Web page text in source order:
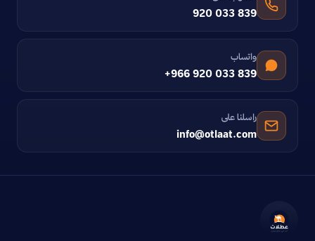
920 033 839
واتساب
+966 920 033 839
راسلنا على
info@otlaat.com